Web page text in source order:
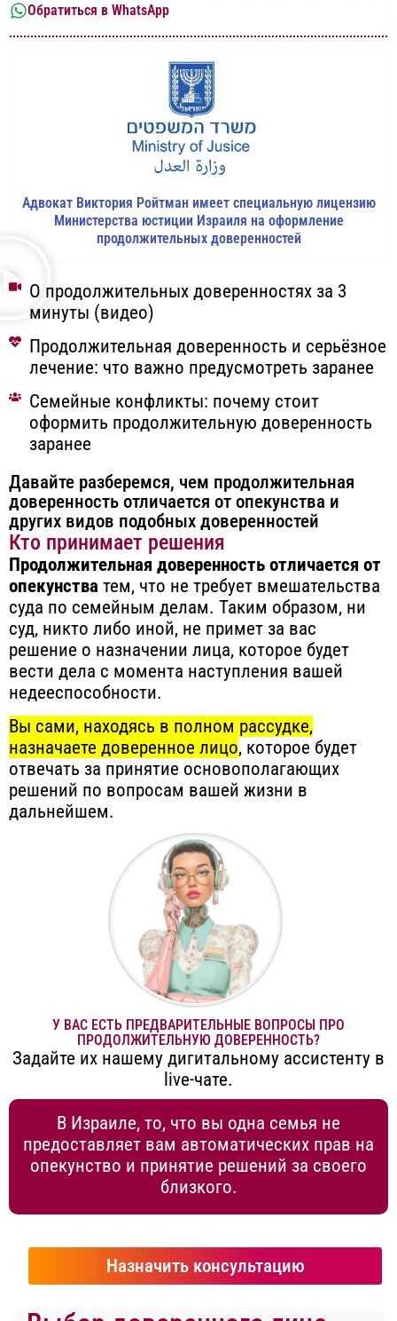
Обратиться в WhatsApp
Адвокат Виктория Ройтман имеет специальную лицензию
Министерства юстиции Израиля на оформление
продолжительных доверенностей
Давайте разберемся, чем продолжительная
доверенность отличается от опекунства и
других видов подобных доверенностей
Кто принимает решения
Продолжительная доверенность отличается от
опекунства тем, что не требует вмешательства
суда по семейным делам. Таким образом, ни
суд, никто либо иной, не примет за вас
решение о назначении лица, которое будет
вести дела с момента наступления вашей
недееспособности.
Вы сами, находясь в полном рассудке,
назначаете доверенное лицо, которое будет
отвечать за принятие основополагающих
решений по вопросам вашей жизни в
дальнейшем.
У ВАС ЕСТЬ ПРЕДВАРИТЕЛЬНЫЕ ВОПРОСЫ ПРО
ПРОДОЛЖИТЕЛЬНУЮ ДОВЕРЕННОСТЬ?
Задайте их нашему дигитальному ассистенту в
live-чате.
В Израиле, то, что вы одна семья не
предоставляет вам автоматических прав на
опекунство и принятие решений за своего
близкого.
О продолжительных доверенностях за 3
минуты (видео)
Продолжительная доверенность и серьёзное
лечение: что важно предусмотреть заранее
Семейные конфликты: почему стоит
оформить продолжительную доверенность
заранее
Назначить консультацию